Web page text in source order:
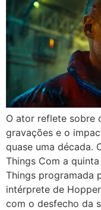
O ator reflete sobre
gravações e o
quase uma década.
Things Com a
Things programada
intérprete de
com o desfecho da